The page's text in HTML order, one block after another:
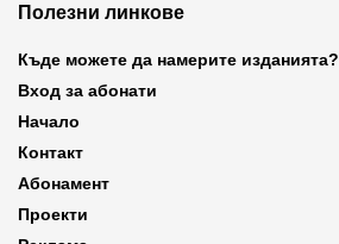
Полезни линкове
Къде можете да намерите изданията?
Вход за абонати
Начало
Контакт
Абонамент
Проекти